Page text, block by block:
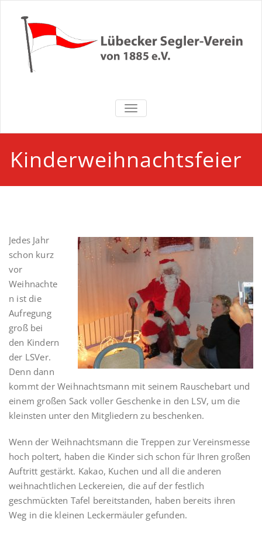
springen
von 1885 e.V.
NAVIGATION UMSCHALTEN
Kinderweihnachtsfeier
Jedes Jahr
schon kurz
vor
Weihnachte
n ist die
Aufregung
groß bei
den Kindern
der LSVer.
Denn dann
kommt der Weihnachtsmann mit seinem Rauschebart und
einem großen Sack voller Geschenke in den LSV, um die
kleinsten unter den Mitgliedern zu beschenken.
Wenn der Weihnachtsmann die Treppen zur Vereinsmesse
hoch poltert, haben die Kinder sich schon für Ihren großen
Auftritt gestärkt. Kakao, Kuchen und all die anderen
weihnachtlichen Leckereien, die auf der festlich
geschmückten Tafel bereitstanden, haben bereits ihren
Weg in die kleinen Leckermäuler gefunden.